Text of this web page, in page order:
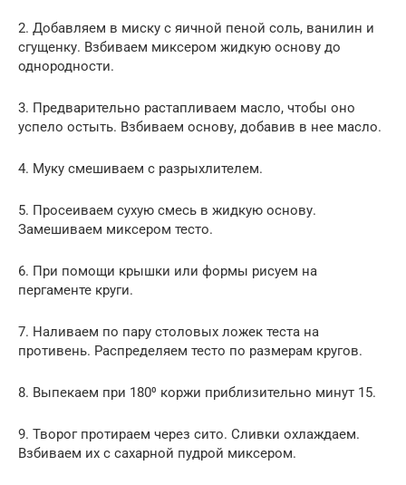
2. Добавляем в миску с яичной пеной соль, ванилин и
сгущенку. Взбиваем миксером жидкую основу до
однородности.
3. Предварительно растапливаем масло, чтобы оно
успело остыть. Взбиваем основу, добавив в нее масло.
4. Муку смешиваем с разрыхлителем.
5. Просеиваем сухую смесь в жидкую основу.
Замешиваем миксером тесто.
6. При помощи крышки или формы рисуем на
пергаменте круги.
7. Наливаем по пару столовых ложек теста на
противень. Распределяем тесто по размерам кругов.
8. Выпекаем при 180⁰ коржи приблизительно минут 15.
9. Творог протираем через сито. Сливки охлаждаем.
Взбиваем их с сахарной пудрой миксером.